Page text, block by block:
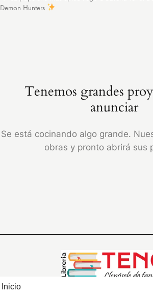
Demon Hunters
Tenemos grandes
anunciar
Se está cocinando algo grande.
obras y pronto abrirá sus
Inicio